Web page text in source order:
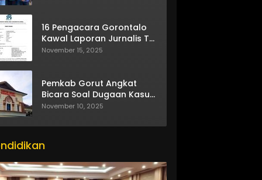
16 Pengacara Gorontalo
Kawal Laporan Jurnalis TV
One
November 15, 2025
Pemkab Gorut Angkat
Bicara Soal Dugaan Kasus
Asusila Oknum ASN
November 10, 2025